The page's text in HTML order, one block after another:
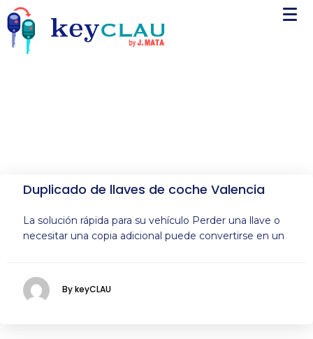
Duplicado de llaves de coche Valencia
La solución rápida para su vehículo Perder una llave o
necesitar una copia adicional puede convertirse en un
By keyCLAU